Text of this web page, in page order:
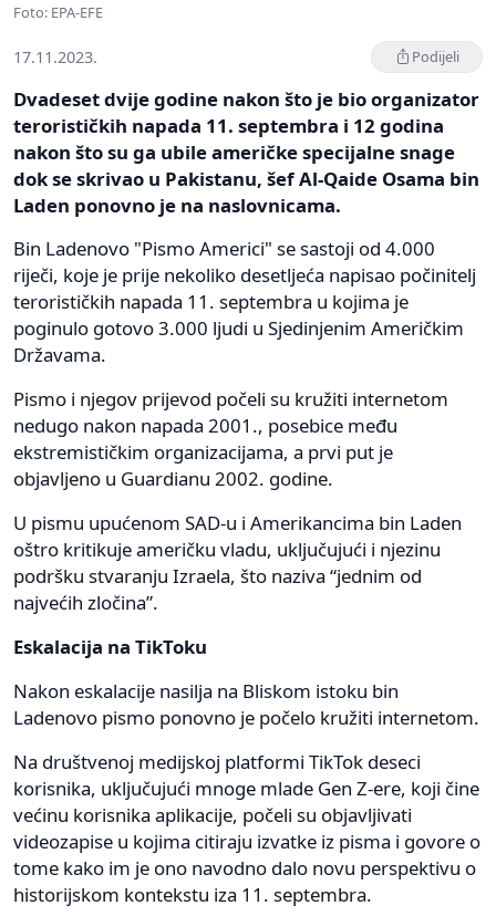
Foto: EPA-EFE
17.11.2023. Podijeli
Dvadeset dvije godine nakon što je bio organizator
terorističkih napada 11. septembra i 12 godina
nakon što su ga ubile američke specijalne snage
dok se skrivao u Pakistanu, šef Al-Qaide Osama bin
Laden ponovno je na naslovnicama.
Bin Ladenovo "Pismo Americi" se sastoji od 4.000
riječi, koje je prije nekoliko desetljeća napisao počinitelj
terorističkih napada 11. septembra u kojima je
poginulo gotovo 3.000 ljudi u Sjedinjenim Američkim
Državama.
Pismo i njegov prijevod počeli su kružiti internetom
nedugo nakon napada 2001., posebice među
ekstremističkim organizacijama, a prvi put je
objavljeno u Guardianu 2002. godine.
U pismu upućenom SAD-u i Amerikancima bin Laden
oštro kritikuje američku vladu, uključujući i njezinu
podršku stvaranju Izraela, što naziva “jednim od
najvećih zločina”.
Eskalacija na TikToku
Nakon eskalacije nasilja na Bliskom istoku bin
Ladenovo pismo ponovno je počelo kružiti internetom.
Na društvenoj medijskoj platformi TikTok deseci
korisnika, uključujući mnoge mlade Gen Z-ere, koji čine
većinu korisnika aplikacije, počeli su objavljivati ​​
videozapise u kojima citiraju izvatke iz pisma i govore o
tome kako im je ono navodno dalo novu perspektivu o
historijskom kontekstu iza 11. septembra.